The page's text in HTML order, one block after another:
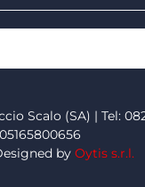
Scalo (SA) | Tel:
05165800656
by Oytis s.r.l.